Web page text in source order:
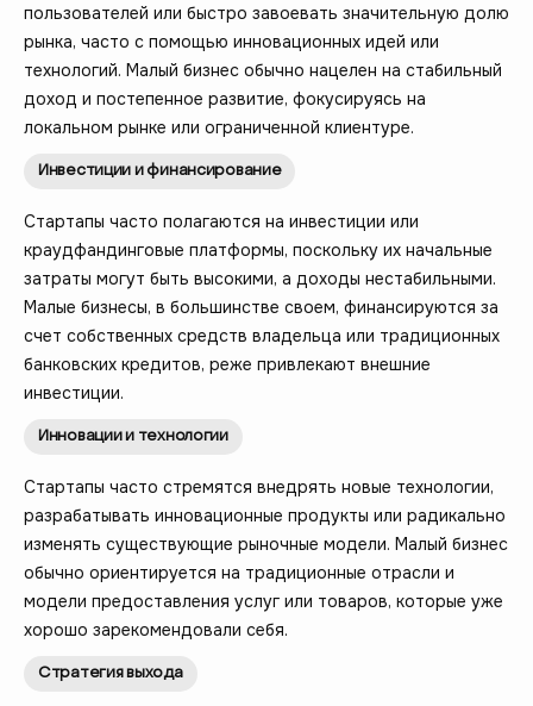
пользователей или быстро завоевать значительную долю
рынка, часто с помощью инновационных идей или
технологий. Малый бизнес обычно нацелен на стабильный
доход и постепенное развитие, фокусируясь на
локальном рынке или ограниченной клиентуре.
Инвестиции и финансирование
Стартапы часто полагаются на инвестиции или
краудфандинговые платформы, поскольку их начальные
затраты могут быть высокими, а доходы нестабильными.
Малые бизнесы, в большинстве своем, финансируются за
счет собственных средств владельца или традиционных
банковских кредитов, реже привлекают внешние
инвестиции.
Инновации и технологии
Стартапы часто стремятся внедрять новые технологии,
разрабатывать инновационные продукты или радикально
изменять существующие рыночные модели. Малый бизнес
обычно ориентируется на традиционные отрасли и
модели предоставления услуг или товаров, которые уже
хорошо зарекомендовали себя.
Стратегия выхода